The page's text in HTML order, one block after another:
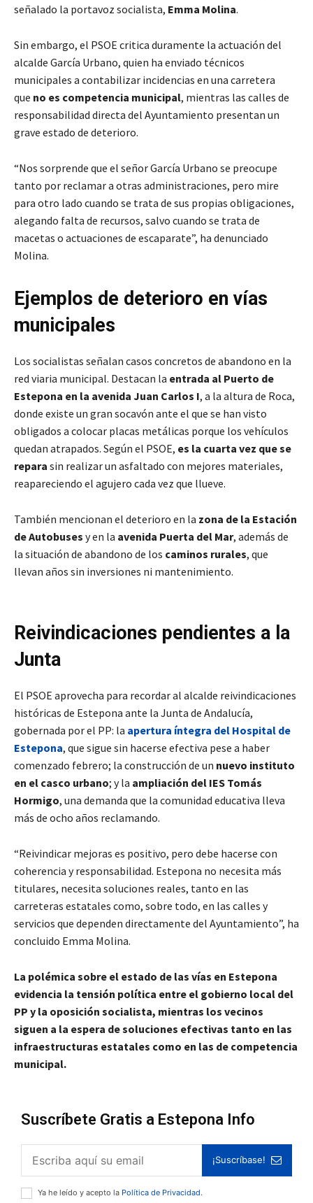
señalado la portavoz socialista, Emma Molina.
Sin embargo, el PSOE critica duramente la actuación del
alcalde García Urbano, quien ha enviado técnicos
municipales a contabilizar incidencias en una carretera
que no es competencia municipal, mientras las calles de
responsabilidad directa del Ayuntamiento presentan un
grave estado de deterioro.
“Nos sorprende que el señor García Urbano se preocupe
tanto por reclamar a otras administraciones, pero mire
para otro lado cuando se trata de sus propias obligaciones,
alegando falta de recursos, salvo cuando se trata de
macetas o actuaciones de escaparate”, ha denunciado
Molina.
Ejemplos de deterioro en vías
municipales
Los socialistas señalan casos concretos de abandono en la
red viaria municipal. Destacan la entrada al Puerto de
Estepona en la avenida Juan Carlos I, a la altura de Roca,
donde existe un gran socavón ante el que se han visto
obligados a colocar placas metálicas porque los vehículos
quedan atrapados. Según el PSOE, es la cuarta vez que se
repara sin realizar un asfaltado con mejores materiales,
reapareciendo el agujero cada vez que llueve.
También mencionan el deterioro en la zona de la Estación
de Autobuses y en la avenida Puerta del Mar, además de
la situación de abandono de los caminos rurales, que
llevan años sin inversiones ni mantenimiento.
Reivindicaciones pendientes a la
Junta
El PSOE aprovecha para recordar al alcalde reivindicaciones
históricas de Estepona ante la Junta de Andalucía,
gobernada por el PP: la apertura íntegra del Hospital de
Estepona, que sigue sin hacerse efectiva pese a haber
comenzado febrero; la construcción de un nuevo instituto
en el casco urbano; y la ampliación del IES Tomás
Hormigo, una demanda que la comunidad educativa lleva
más de ocho años reclamando.
“Reivindicar mejoras es positivo, pero debe hacerse con
coherencia y responsabilidad. Estepona no necesita más
titulares, necesita soluciones reales, tanto en las
carreteras estatales como, sobre todo, en las calles y
servicios que dependen directamente del Ayuntamiento”, ha
concluido Emma Molina.
La polémica sobre el estado de las vías en Estepona
evidencia la tensión política entre el gobierno local del
PP y la oposición socialista, mientras los vecinos
siguen a la espera de soluciones efectivas tanto en las
infraestructuras estatales como en las de competencia
municipal.
Suscríbete Gratis a Estepona Info
¡Suscríbase!
Ya he leído y acepto la Política de Privacidad.